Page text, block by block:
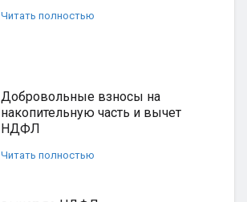
Читать полностью
Добровольные взносы на
накопительную часть и вычет
НДФЛ
Читать полностью